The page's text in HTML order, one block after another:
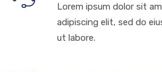
Lorem ipsum dolor sit
adipiscing elit, sed do
ut labore.